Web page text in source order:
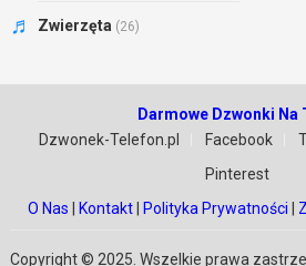
Zwierzęta (26)
Darmowe Dzwonki Na
Dzwonek-Telefon.pl
Facebook
Pinterest
O Nas
Kontakt Polityka Prywatności
Copyright © 2025. Wszelkie prawa